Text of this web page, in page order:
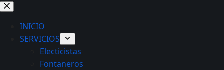
Saltar
contenido
INICIO
SERVICIOS
Electicistas
Fontaneros